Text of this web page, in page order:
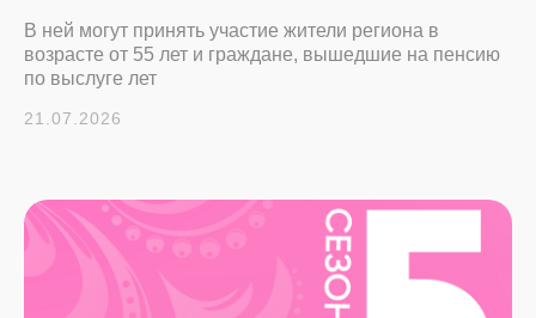
В ней могут принять участие жители региона в
возрасте от 55 лет и граждане, вышедшие на пенсию
по выслуге лет
21.07.2026